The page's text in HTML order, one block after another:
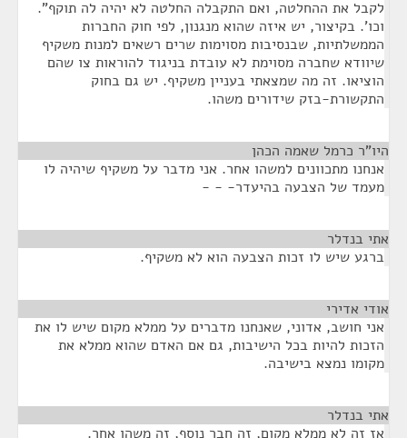
לקבל את ההחלטה, ואם התקבלה החלטה לא יהיה לה תוקף".
וכו'. בקיצור, יש איזה שהוא מנגנון, לפי חוק החברות
הממשלתיות, שבנסיבות מסוימות שרים רשאים למנות משקיף
שיוודא שחברה מסוימת לא עובדת בניגוד להוראות צו שהם
הוציאו. זה מה שמצאתי בעניין משקיף. יש גם בחוק
התקשורת-בזק שידורים משהו.
היו"ר כרמל שאמה הכהן
אנחנו מתכוונים למשהו אחר. אני מדבר על משקיף שיהיה לו
מעמד של הצבעה בהיעדר- - -
אתי בנדלר
ברגע שיש לו זכות הצבעה הוא לא משקיף.
אודי אדירי
אני חושב, אדוני, שאנחנו מדברים על ממלא מקום שיש לו את
הזכות להיות בכל הישיבות, גם אם האדם שהוא ממלא את
מקומו נמצא בישיבה.
אתי בנדלר
אז זה לא ממלא מקום, זה חבר נוסף, זה משהו אחר.